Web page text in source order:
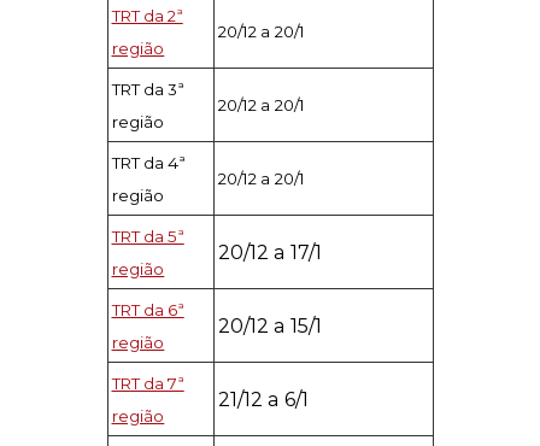
TRT da 2ª
região
20/12 a 20/1
TRT da 3ª
região
20/12 a 20/1
TRT da 4ª
região
20/12 a 20/1
TRT da 5ª
região
20/12 a 17/1
TRT da 6ª
região
20/12 a 15/1
TRT da 7ª
região
21/12 a 6/1